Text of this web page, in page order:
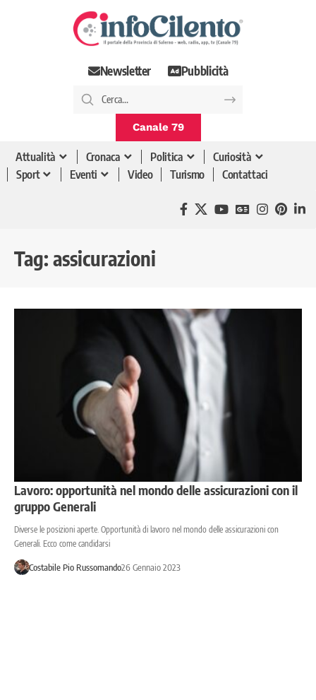
Newsletter Pubblicità
Canale 79
Attualità Cronaca Politica
Curiosità
Sport
Eventi Video Turismo Contattaci
Tag: assicurazioni
Lavoro: opportunità nel mondo delle assicurazioni con il
gruppo Generali
Diverse le posizioni aperte. Opportunità di lavoro nel mondo delle assicurazioni con
Generali. Ecco come candidarsi
Costabile Pio Russomando26 Gennaio 2023